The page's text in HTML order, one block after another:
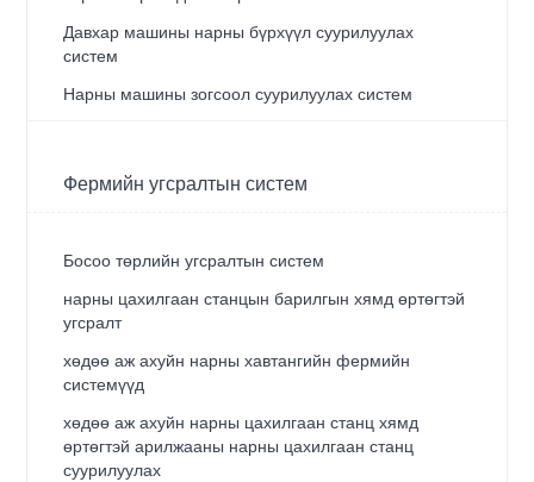
Давхар машины нарны бүрхүүл суурилуулах
систем
Нарны машины зогсоол суурилуулах систем
Фермийн угсралтын систем
Босоо төрлийн угсралтын систем
нарны цахилгаан станцын барилгын хямд өртөгтэй
угсралт
хөдөө аж ахуйн нарны хавтангийн фермийн
системүүд
хөдөө аж ахуйн нарны цахилгаан станц хямд
өртөгтэй арилжааны нарны цахилгаан станц
суурилуулах